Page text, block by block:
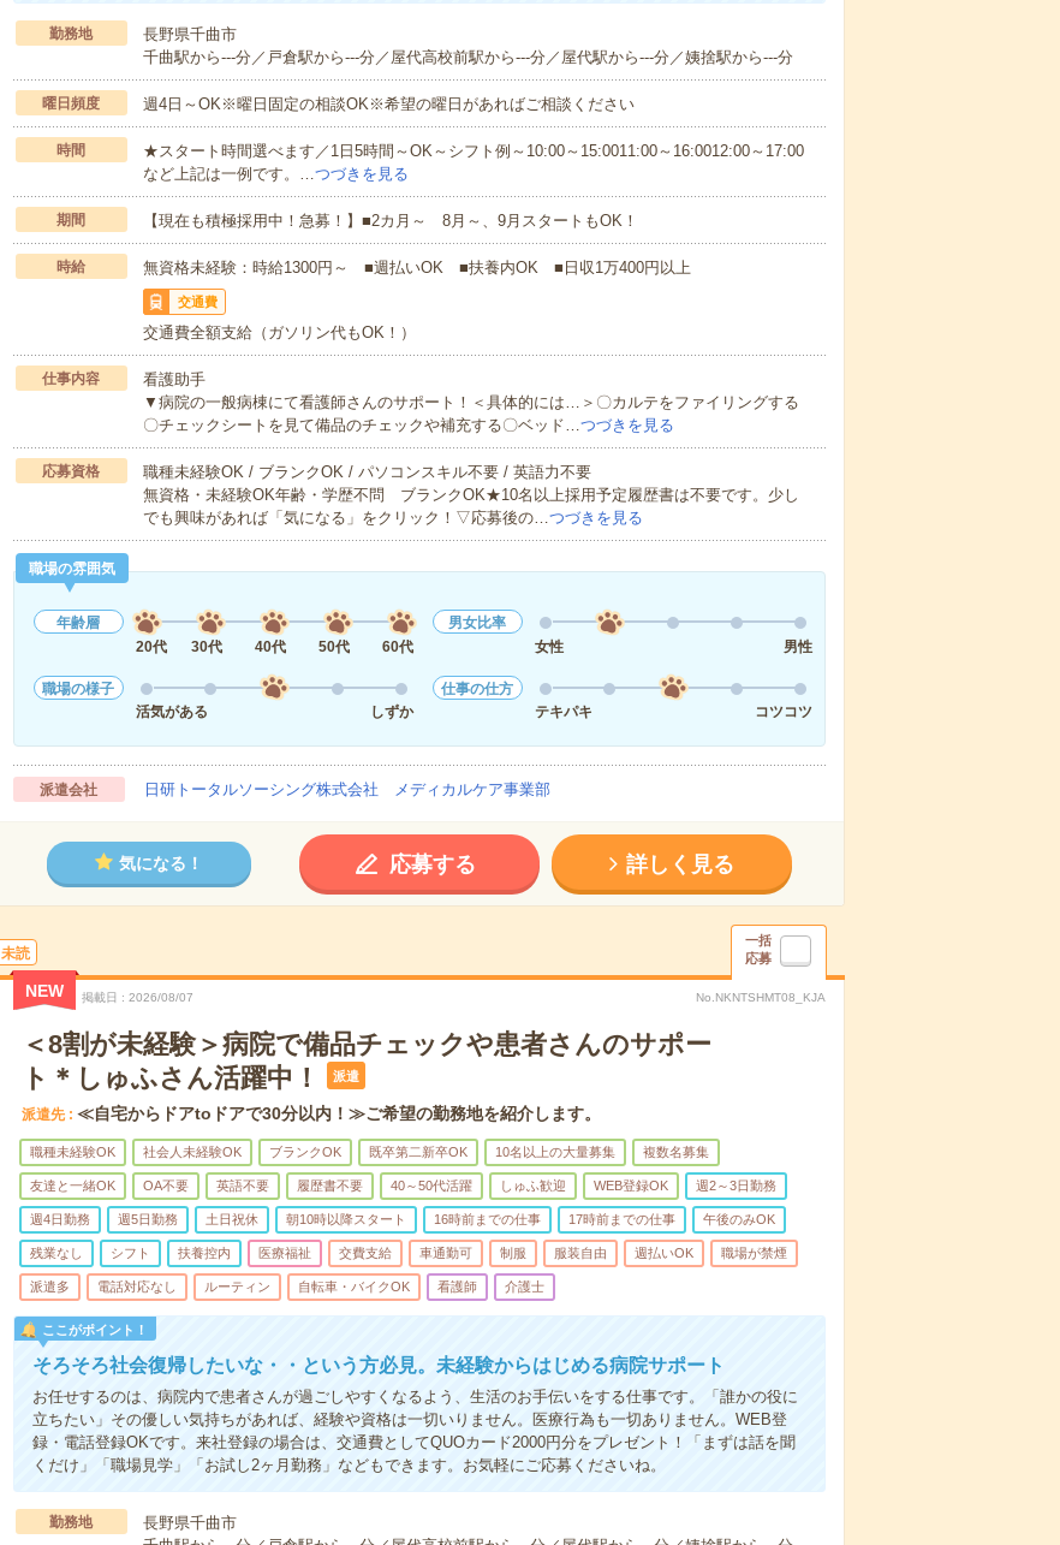
勤務地
長野県千曲市
千曲駅から---分／戸倉駅から---分／屋代高校前駅から---分／屋代駅から---分／姨捨駅から---分
曜日頻度 週4日～OK※曜日固定の相談OK※希望の曜日があればご相談ください
時間
★スタート時間選べます／1日5時間～OK～シフト例～10:00～15:0011:00～16:0012:00～17:00
など上記は一例です。…つづきを見る
期間 【現在も積極採用中！急募！】■2カ月～ 8月～、9月スタートもOK！
時給 無資格未経験：時給1300円～ ■週払いOK ■扶養内OK ■日収1万400円以上
交通費
交通費全額支給（ガソリン代もOK！）
仕事内容
看護助手
▼病院の一般病棟にて看護師さんのサポート！＜具体的には…＞〇カルテをファイリングする
〇チェックシートを見て備品のチェックや補充する〇ベッド…つづきを見る
応募資格
職種未経験OK / ブランクOK / パソコンスキル不要 / 英語力不要
無資格・未経験OK年齢・学歴不問 ブランクOK★10名以上採用予定履歴書は不要です。少し
でも興味があれば「気になる」をクリック！▽応募後の…つづきを見る
職場の雰囲気
年齢層
20代
30代 40代 50代 60代
男女比率
女性
男性
職場の様子
活気がある
しずか
仕事の仕方
テキパキ
コツコツ
派遣会社 日研トータルソーシング株式会社 メディカルケア事業部
気になる！ 応募する 詳しく見る
未読
一括
応募
NEW 掲載日 2026/08/07 No.NKNTSHMT08_KJA
＜8割が未経験＞病院で備品チェックや患者さんのサポー
ト＊しゅふさん活躍中！
派遣
派遣先 ≪自宅からドアtoドアで30分以内！≫ご希望の勤務地を紹介します。
職種未経験OK 社会人未経験OK ブランクOK 既卒第二新卒OK 10名以上の大量募集 複数名募集
友達と一緒OK OA不要 英語不要 履歴書不要 40～50代活躍 しゅふ歓迎 WEB登録OK 週2～3日勤務
週4日勤務 週5日勤務 土日祝休 朝10時以降スタート 16時前までの仕事 17時前までの仕事 午後のみOK
残業なし シフト 扶養控内 医療福祉 交費支給 車通勤可 制服 服装自由 週払いOK 職場が禁煙
派遣多 電話対応なし ルーティン 自転車・バイクOK 看護師 介護士
ここがポイント！
そろそろ社会復帰したいな・・という方必見。未経験からはじめる病院サポート
お任せするのは、病院内で患者さんが過ごしやすくなるよう、生活のお手伝いをする仕事です。「誰かの役に
立ちたい」その優しい気持ちがあれば、経験や資格は一切いりません。医療行為も一切ありません。WEB登
録・電話登録OKです。来社登録の場合は、交通費としてQUOカード2000円分をプレゼント！「まずは話を聞
くだけ」「職場見学」「お試し2ヶ月勤務」などもできます。お気軽にご応募くださいね。
勤務地
長野県千曲市